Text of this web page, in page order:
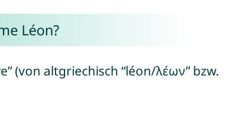
Léon?
(von altgriechisch “léon/λέων” bzw.